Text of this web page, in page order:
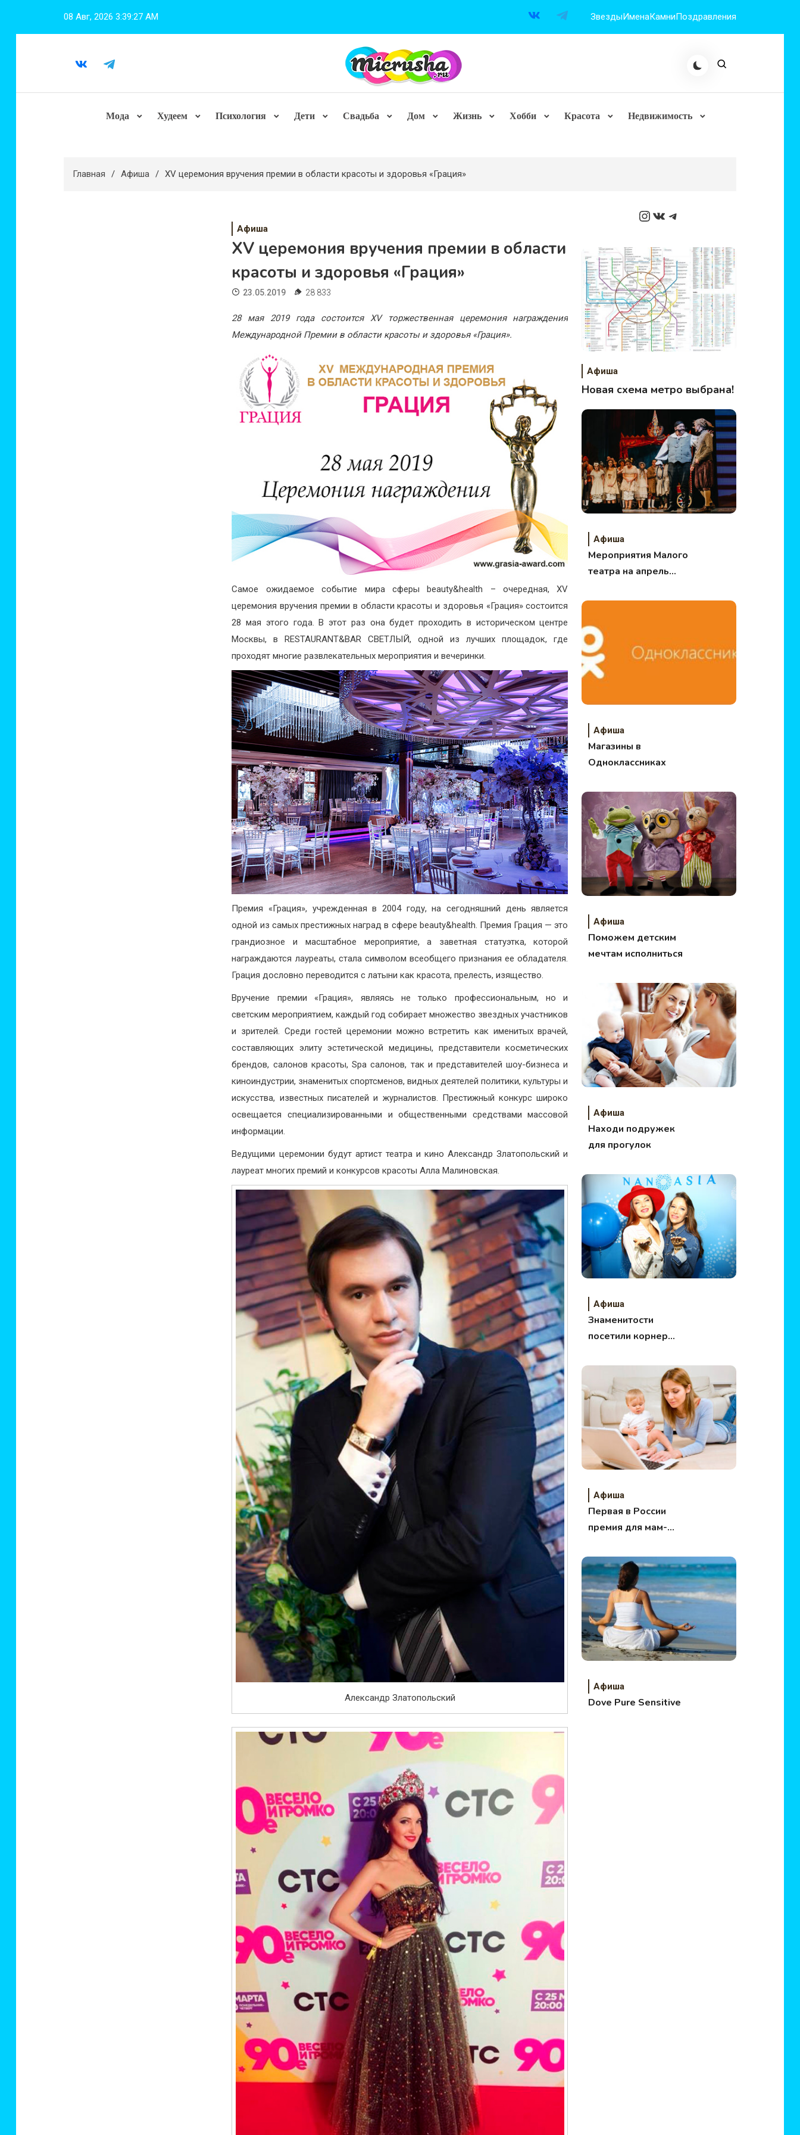
08 Авг, 2026 3:39:28 AM ЗвездыИменаКамниПоздравления
Мода Худеем Психология Дети Свадьба Дом Жизнь Хобби Красота Недвижимость
Главная Афиша XV церемония вручения премии в области красоты и здоровья «Грация»
Афиша
XV церемония вручения премии в области
красоты и здоровья «Грация»
23.05.2019 28 833
28 мая 2019 года состоится XV торжественная церемония награждения
Международной Премии в области красоты и здоровья «Грация».
Самое ожидаемое событие мира сферы beauty&health – очередная, XV
церемония вручения премии в области красоты и здоровья «Грация» состоится
28 мая этого года. В этот раз она будет проходить в историческом центре
Москвы, в RESTAURANT&BAR СВЕТЛЫЙ, одной из лучших площадок, где
проходят многие развлекательных мероприятия и вечеринки.
Премия «Грация», учрежденная в 2004 году, на сегодняшний день является
одной из самых престижных наград в сфере beauty&health. Премия Грация — это
грандиозное и масштабное мероприятие, а заветная статуэтка, которой
награждаются лауреаты, стала символом всеобщего признания ее обладателя.
Грация дословно переводится с латыни как красота, прелесть, изящество.
Вручение премии «Грация», являясь не только профессиональным, но и
светским мероприятием, каждый год собирает множество звездных участников
и зрителей. Среди гостей церемонии можно встретить как именитых врачей,
составляющих элиту эстетической медицины, представители косметических
брендов, салонов красоты, Spa салонов, так и представителей шоу-бизнеса и
киноиндустрии, знаменитых спортсменов, видных деятелей политики, культуры и
искусства, известных писателей и журналистов. Престижный конкурс широко
освещается специализированными и общественными средствами массовой
информации.
Ведущими церемонии будут артист театра и кино Александр Златопольский и
лауреат многих премий и конкурсов красоты Алла Малиновская.
Александр Златопольский
Instagram
ВКонтакте
Telegram
Афиша
Новая схема метро выбрана!
Афиша
Мероприятия Малого
театра на апрель
Афиша
Магазины в
Одноклассниках
Афиша
Поможем детским
мечтам исполниться
Афиша
Находи подружек
для прогулок
Афиша
Знаменитости
посетили корнер
косметического
бренда Nanoasia
Афиша
Первая в России
премия для мам-
Афиша
Dove Pure Sensitive